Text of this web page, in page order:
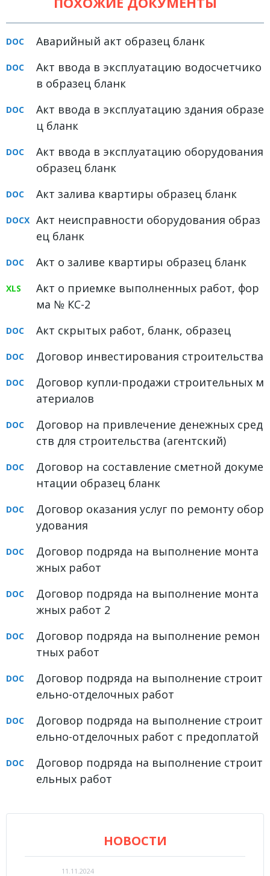
Аварийный акт образец бланк
Акт ввода в эксплуатацию водосчетчико
в образец бланк
Акт ввода в эксплуатацию здания образе
ц бланк
Акт ввода в эксплуатацию оборудования
образец бланк
Акт залива квартиры образец бланк
Акт неисправности оборудования образ
ец бланк
Акт о заливе квартиры образец бланк
Акт о приемке выполненных работ, фор
ма № КС-2
Акт скрытых работ, бланк, образец
Договор инвестирования строительства
Договор купли-продажи строительных м
атериалов
Договор на привлечение денежных сред
ств для строительства (агентский)
Договор на составление сметной докуме
нтации образец бланк
Договор оказания услуг по ремонту обор
удования
Договор подряда на выполнение монта
жных работ
Договор подряда на выполнение монта
жных работ 2
Договор подряда на выполнение ремон
тных работ
Договор подряда на выполнение строит
ельно-отделочных работ
Договор подряда на выполнение строит
ельно-отделочных работ с предоплатой
Договор подряда на выполнение строит
ельных работ
НОВОСТИ
11.11.2024
Медицинское право
Налоговое право
Семейное право
Трудовое право
Уголовное право
Финансовое право
Юридические новости
ВИДЕО
ФОРУМ
ЮРИДИЧЕСКИЙ ФОРУМ
Для всех регионов РФ
в нашей группе